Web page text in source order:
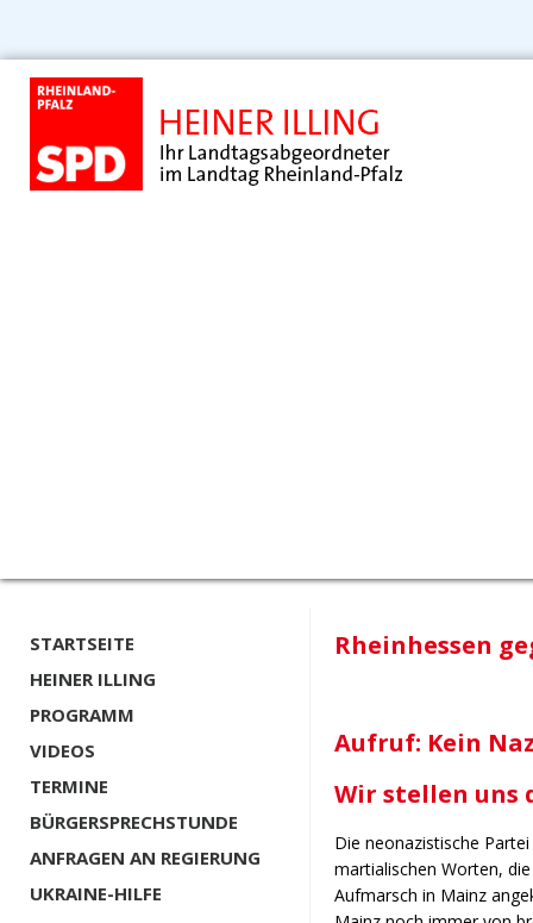
STARTSEITE
HEINER ILLING
PROGRAMM
VIDEOS
TERMINE
BÜRGERSPRECHSTUNDE
ANFRAGEN AN REGIERUNG
UKRAINE-HILFE
Rheinhessen
Aufruf: Kein
Wir stellen uns
Die neonazistische
martialischen Worten,
Aufmarsch in Mainz